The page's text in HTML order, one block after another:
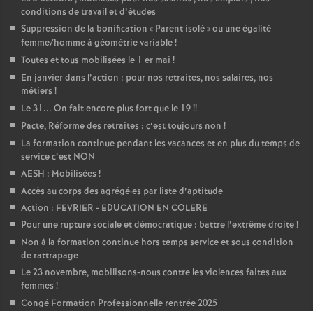
conditions de travail et d’études
Suppression de la bonification « Parent isolé» ou une égalité
femme/homme à géométrie variable!
Toutes et tous mobilisées le 1 er mai !
En janvier dans l’action : pour nos retraites, nos salaires, nos
métiers !
Le 31... On fait encore plus fort que le 19!!
Pacte, Réforme des retraites : c’est toujours non !
La formation continue pendant les vacances et en plus du temps de
service c’est NON
AESH : Mobilisées !
Accès au corps des agrégé·es par liste d’aptitude
Action : FEVRIER - EDUCATION EN COLERE
Pour une rupture sociale et démocratique : battre l’extrême droite!
Non à la formation continue hors temps service et sous condition
de rattrapage
Le 23 novembre, mobilisons-nous contre les violences faites aux
femmes !
Congé Formation Professionnelle rentrée 2025